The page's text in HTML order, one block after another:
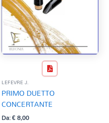
LEFEVRE J.
PRIMO DUETTO
CONCERTANTE
Da:€8,00